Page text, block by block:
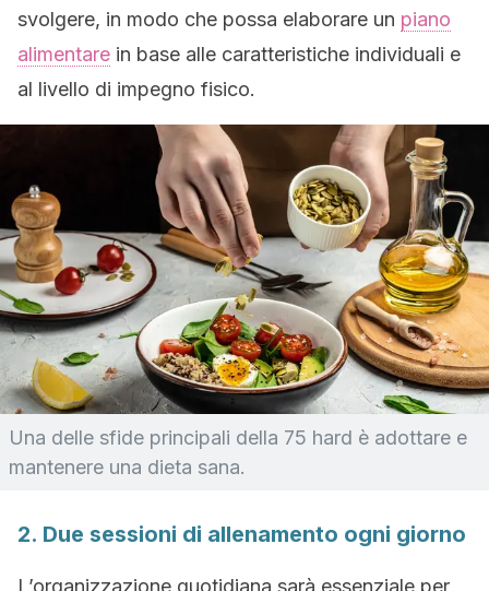
svolgere, in modo che possa elaborare un piano
alimentare in base alle caratteristiche individuali e
al livello di impegno fisico.
Una delle sfide principali della 75 hard è adottare e
mantenere una dieta sana.
2. Due sessioni di allenamento ogni giorno
L’organizzazione quotidiana sarà essenziale per